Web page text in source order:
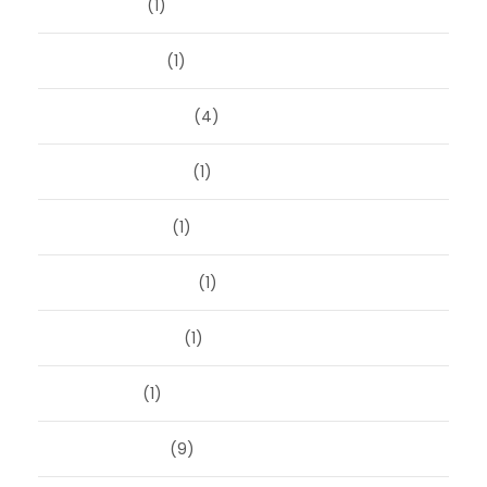
(1)
(1)
(4)
(1)
(1)
(1)
(1)
(1)
(9)